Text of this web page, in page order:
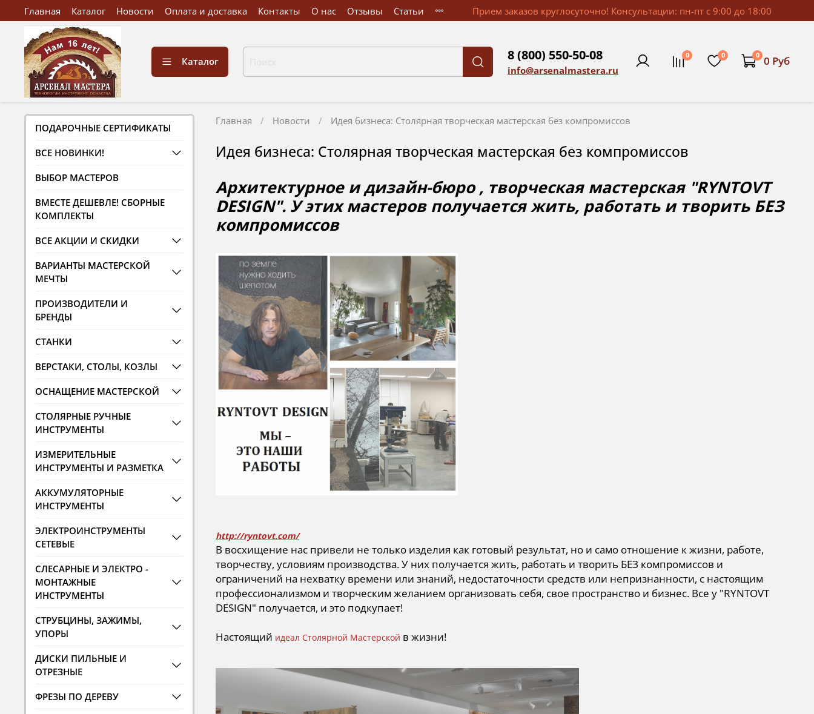
Главная Каталог Новости Оплата и доставка Контакты О нас Отзывы Статьи Прием заказов круглосуточно! Консультации: пн-пт с 9:00 до 18:00
Каталог 8 (800) 550-50-08
info@arsenalmastera.ru
0 0 0 0 Руб
Главная Новости Идея бизнеса: Столярная творческая мастерская без компромиссов
Идея бизнеса: Столярная творческая мастерская без компромиссов
Архитектурное и дизайн-бюро , творческая мастерская "RYNTOVT
DESIGN". У этих мастеров получается жить, работать и творить БЕЗ
компромиссов
http://ryntovt.com/
В восхищение нас привели не только изделия как готовый результат, но и само отношение к жизни, работе,
творчеству, условиям производства. У них получается жить, работать и творить БЕЗ компромиссов и
ограничений на нехватку времени или знаний, недостаточности средств или непризнанности, с настоящим
профессионализмом и творческим желанием организовать себя, свое пространство и бизнес. Все у "RYNTOVT
DESIGN" получается, и это подкупает!
Настоящий идеал Столярной Мастерской в жизни!
ПОДАРОЧНЫЕ СЕРТИФИКАТЫ
ВСЕ НОВИНКИ!
ВЫБОР МАСТЕРОВ
ВМЕСТЕ ДЕШЕВЛЕ! СБОРНЫЕ
КОМПЛЕКТЫ
ВСЕ АКЦИИ И СКИДКИ
ВАРИАНТЫ МАСТЕРСКОЙ
МЕЧТЫ
ПРОИЗВОДИТЕЛИ И
БРЕНДЫ
СТАНКИ
ВЕРСТАКИ, СТОЛЫ, КОЗЛЫ
ОСНАЩЕНИЕ МАСТЕРСКОЙ
СТОЛЯРНЫЕ РУЧНЫЕ
ИНСТРУМЕНТЫ
ИЗМЕРИТЕЛЬНЫЕ
ИНСТРУМЕНТЫ И РАЗМЕТКА
АККУМУЛЯТОРНЫЕ
ИНСТРУМЕНТЫ
ЭЛЕКТРОИНСТРУМЕНТЫ
СЕТЕВЫЕ
СЛЕСАРНЫЕ И ЭЛЕКТРО -
МОНТАЖНЫЕ
ИНСТРУМЕНТЫ
СТРУБЦИНЫ, ЗАЖИМЫ,
УПОРЫ
ДИСКИ ПИЛЬНЫЕ И
ОТРЕЗНЫЕ
ФРЕЗЫ ПО ДЕРЕВУ